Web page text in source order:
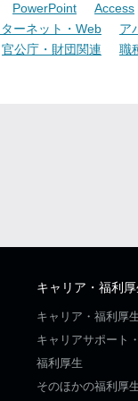
PowerPoint Access
ーネット・Web ア
官公庁・財団関連 職
キャリア・福利厚
キャリア・福利厚
キャリアサポート
福利厚生
そのほかの福利厚